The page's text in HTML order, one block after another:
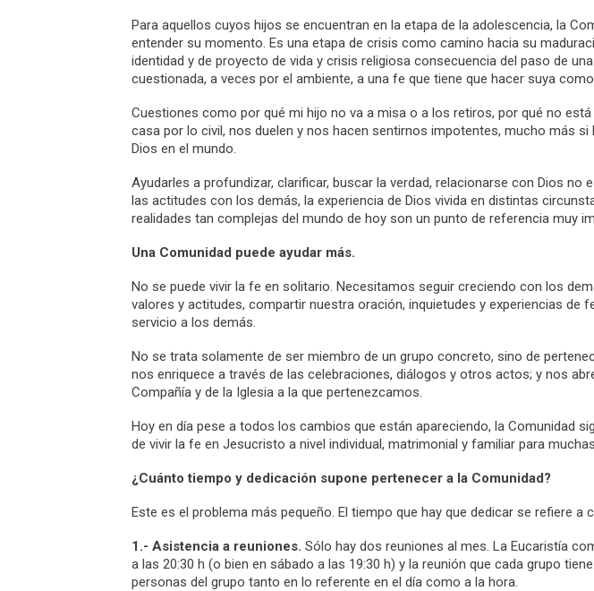
Para aquellos cuyos hijos se encuentran en la etapa de la adolescencia, la
entender su momento. Es una etapa de crisis como camino hacia su
identidad y de proyecto de vida y crisis religiosa consecuencia del paso de
cuestionada, a veces por el ambiente, a una fe que tiene que hacer suya
Cuestiones como por qué mi hijo no va a misa o a los retiros, por qué no
casa por lo civil, nos duelen y nos hacen sentirnos impotentes, mucho más
Dios en el mundo.
Ayudarles a profundizar, clarificar, buscar la verdad, relacionarse con Dios no
las actitudes con los demás, la experiencia de Dios vivida en distintas
realidades tan complejas del mundo de hoy son un punto de referencia muy
Una Comunidad puede ayudar más.
No se puede vivir la fe en solitario. Necesitamos seguir creciendo con los
valores y actitudes, compartir nuestra oración, inquietudes y experiencias de
servicio a los demás.
No se trata solamente de ser miembro de un grupo concreto, sino de
nos enriquece a través de las celebraciones, diálogos y otros actos; y nos
Compañía y de la Iglesia a la que pertenezcamos.
Hoy en día pese a todos los cambios que están apareciendo, la Comunidad
de vivir la fe en Jesucristo a nivel individual, matrimonial y familiar para
¿Cuánto tiempo y dedicación supone pertenecer a la Comunidad?
Este es el problema más pequeño. El tiempo que hay que dedicar se refiere a
1.- Asistencia a reuniones. Sólo hay dos reuniones al mes. La Eucaristía
a las 20:30 h (o bien en sábado a las 19:30 h) y la reunión que cada grupo
personas del grupo tanto en lo referente en el día como a la hora.